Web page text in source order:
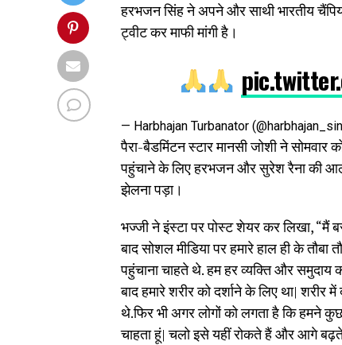
हरभजन सिंह ने अपने और साथी भारतीय
ट्वीट कर माफी मांगी है।
— Harbhajan Turbanator
पैरा-बैडमिंटन स्टार मानसी जोशी ने सोमवार
पहुंचाने के लिए हरभजन और सुरेश रैना की
झेलना पड़ा।
भज्जी ने इंस्टा पर पोस्ट शेयर कर लिखा, “मैं
बाद सोशल मीडिया पर हमारे हाल ही के
पहुंचाना चाहते थे. हम हर व्यक्ति और
बाद हमारे शरीर को दर्शाने के लिए था|
थे.फिर भी अगर लोगों को लगता है कि हमने
चाहता हूं| चलो इसे यहीं रोकते हैं और आगे